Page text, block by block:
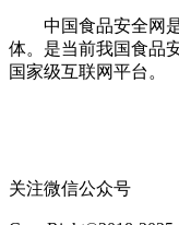
中国食品安全网是
体。是当前我国食品
国家级互联网平台。
关注微信公众号